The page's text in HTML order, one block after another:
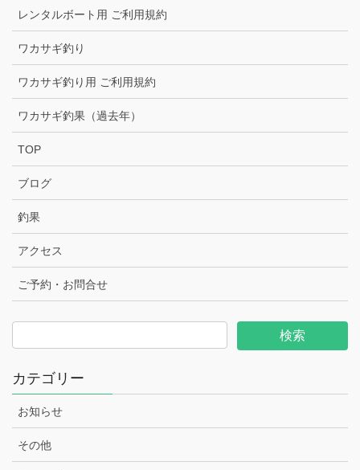
レンタルボート用 ご利用規約
ワカサギ釣り
ワカサギ釣り用 ご利用規約
ワカサギ釣果（過去年）
TOP
ブログ
釣果
アクセス
ご予約・お問合せ
カテゴリー
お知らせ
その他